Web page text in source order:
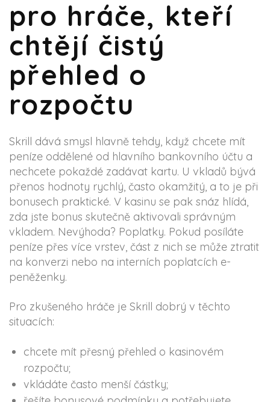
pro hráče, kteří
chtějí čistý
přehled o
rozpočtu
Skrill dává smysl hlavně tehdy, když chcete mít
peníze oddělené od hlavního bankovního účtu a
nechcete pokaždé zadávat kartu. U vkladů bývá
přenos hodnoty rychlý, často okamžitý, a to je při
bonusech praktické. V kasinu se pak snáz hlídá,
zda jste bonus skutečně aktivovali správným
vkladem. Nevýhoda? Poplatky. Pokud posíláte
peníze přes více vrstev, část z nich se může ztratit
na konverzi nebo na interních poplatcích e-
peněženky.
Pro zkušeného hráče je Skrill dobrý v těchto
situacích:
chcete mít přesný přehled o kasinovém
rozpočtu;
vkládáte často menší částky;